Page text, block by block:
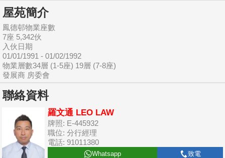
屋苑簡介
鳳德邨物業座數
7座 5,342伙
入伙日期
01/01/1991 - 01/02/1992
物業層數34層 (1-5座) 19層 (7-8座)
發展商 房委會
聯絡資料
羅文通 LEO LAW
牌照: E-445932
職位: 分行經理
電話: 91011380
Whatsapp 致電